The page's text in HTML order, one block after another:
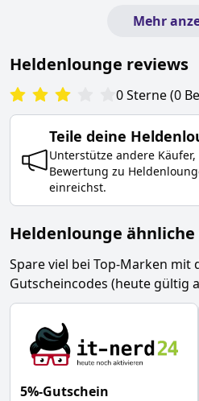
Mehr
Heldenlounge reviews
0Sterne(0
Teile deine
Unterstütze andere
Bewertung zu
einreichst.
Heldenlounge
Spare viel bei Top-Marken mit
Gutscheincodes (heute gültig
5%-Gutschein